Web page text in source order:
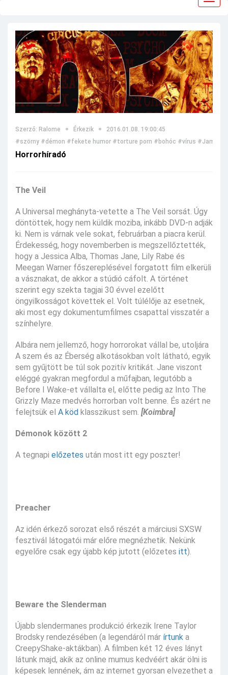
Szerző: Ralome Érkezik
2016.01.08. 19:00:45
#szörny #démon #fekete humor #torture porn #bohóc #vírus #James
Horrorhíradó
The Veil
A Universal meghányta-vetette a The Veil sorsát. Úgy
döntöttek, hogy nem küldik moziba, inkább DVD-n adják
ki. Nem is várnak vele sokat, februárban a piacra kerül.
Érdekesség, hogy novemberben is megszellőztették,
hogy a Jessica Alba, Thomas Jane, Lily Rabe és
Meegan Warner főszereplésével forgatott film elkerüli
a vásznakat, de akkor a stúdió cáfolt. A történet
szerint egy szekta tagjai 30 évvel ezelőtt
öngyilkosságot követtek el. Volt túlélője az esetnek,
aki most egy dokumentumfilmes csapattal visszatér a
színhelyre.
Albára nem jellemző, hogy horrorokat vállal be, utoljára
A szem és az Éberség alkotásokban volt látható, egyik
sem gyűjtött be túl sok pozitív kritikát. Jane viszont
eléggé gyakran megfordul a műfajban, legutóbb a
Before I Wake-et vállalta el, előtte pedig az Into The
Grizzly Maze medvés horrorban volt benne. És azért ne
felejtsük el A köd klasszikust sem. [Koimbra]
Démonok között 2
A tegnapi előzetes után most itt egy poszter!
Preacher
Az idén érkező sorozat első részét a márciusi SXSW
fesztivál látogatói már előre megnézhetik. Nekünk
egyelőre csak egy újabb kép jutott (előzetes itt).
Beware the Slenderman
Újabb slendermanes produkció érkezik Irene Taylor
Brodsky rendezésében (a legendáról már írtunk a
CreepyShake-aktákban). A filmben két 12 éves lányt
látunk majd, akik az online mumus kedvéért akár ölni is
képesek lennének, ám az internet gyorsan elvezethet a